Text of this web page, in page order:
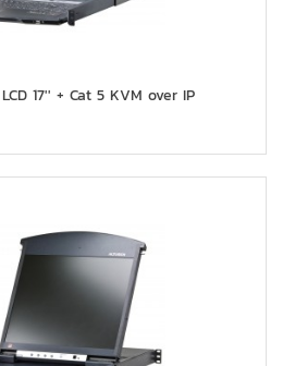
17'' + Cat 5 KVM over IP